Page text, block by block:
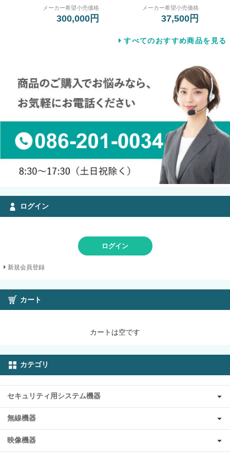
メーカー希望小売価格
300,000円
メーカー希望小売価格
37,500円
すべてのおすすめ商品を見る
ログイン
ログイン
新規会員登録
カート
カートは空です
カテゴリ
セキュリティ用システム機器
無線機器
映像機器